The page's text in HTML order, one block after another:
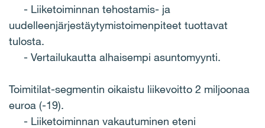
- Liiketoiminnan tehostamis- ja
uudelleenjärjestäytymistoimenpiteet tuottavat
tulosta.
- Vertailukautta alhaisempi asuntomyynti.
Toimitilat-segmentin oikaistu liikevoitto 2 miljoonaa
euroa (-19).
- Liiketoiminnan vakautuminen eteni